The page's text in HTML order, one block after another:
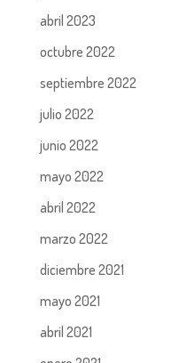
abril 2023
octubre 2022
septiembre 2022
julio 2022
junio 2022
mayo 2022
abril 2022
marzo 2022
diciembre 2021
mayo 2021
abril 2021